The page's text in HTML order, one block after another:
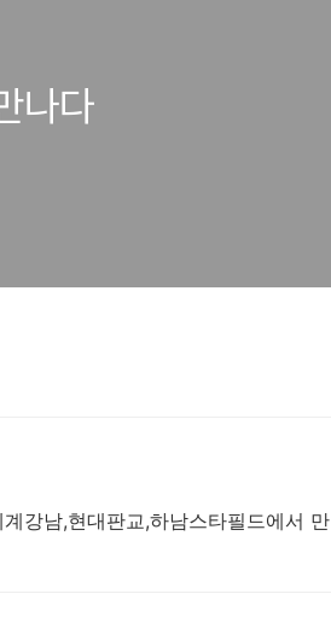
나다
강남,현대판교,하남스타필드에서 만